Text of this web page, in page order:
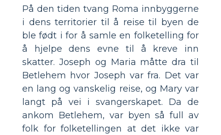
På den tiden tvang Roma innbyggerne
i dens territorier til å reise til byen de
ble født i for å samle en folketelling for
å hjelpe dens evne til å kreve inn
skatter. Joseph og Maria måtte dra til
Betlehem hvor Joseph var fra. Det var
en lang og vanskelig reise, og Mary var
langt på vei i svangerskapet. Da de
ankom Betlehem, var byen så full av
folk for folketellingen at det ikke var